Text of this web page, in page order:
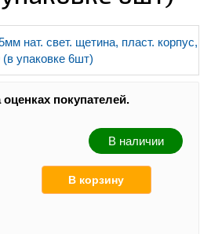
покупателей.
В наличии